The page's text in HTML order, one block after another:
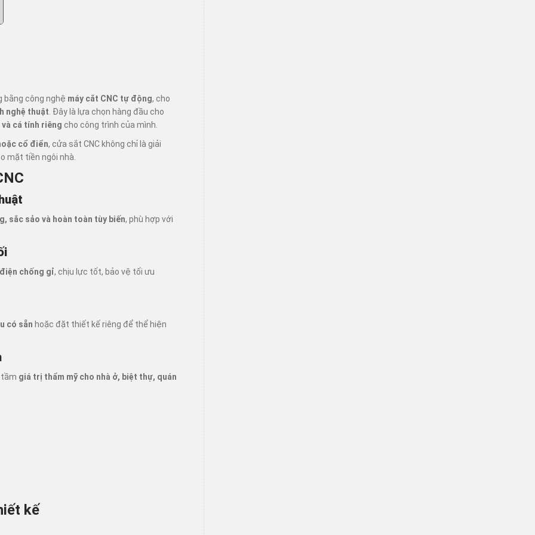
bằng công nghệ máy cắt CNC tự động, cho
nghệ thuật . Đây là lựa chọn hàng đầu cho
cá tính riêng cho công trình của mình.
cổ điển, cửa sắt CNC không chỉ là giải
mặt tiền ngôi nhà.
sắc sảo và hoàn toàn tùy biến, phù hợp với
chống gỉ, chịu lực tốt, bảo vệ tối ưu
có sẵn hoặc đặt thiết kế riêng để thể hiện
tầm giá trị thẩm mỹ cho nhà ở, biệt thự, quán
kế